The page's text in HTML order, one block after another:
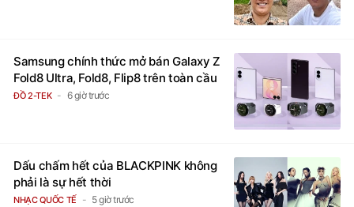
Samsung chính thức mở bán Galaxy Z
Fold8 Ultra, Fold8, Flip8 trên toàn cầu
ĐỒ 2-TEK 6 giờ trước
Dấu chấm hết của BLACKPINK không
phải là sự hết thời
NHẠC QUỐC TẾ 5 giờ trước